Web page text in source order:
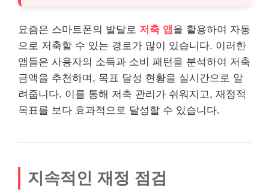
요즘은 스마트폰의 발달로 저축 앱 을 활용하여 자동
으로 저축할 수 있는 경로가 많이 있습니다. 이러한
앱들은 사용자의 소득과 소비 패턴을 분석하여 저축
금액을 추천하며, 목표 달성 현황을 실시간으로 알
려줍니다. 이를 통해 저축 관리가 쉬워지고, 재정적
목표를 보다 효과적으로 달성할 수 있습니다.
지속적인 재정 점검